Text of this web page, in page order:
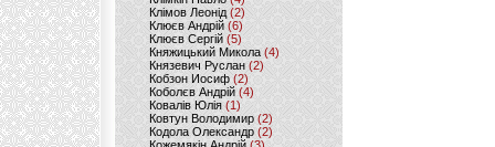
Клімов Леонід(2)
Клюєв Андрій(6)
Клюєв Сергій (5)
Княжицький Микола(4)
Князевич Руслан (2)
Кобзон Иосиф(2)
Коболєв Андрій (4)
Ковалів Юлія(1)
Ковтун Володимир (2)
Кодола Олександр (2)